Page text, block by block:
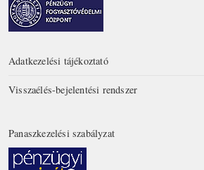
Adatkezelési tájékoztató
Visszaélés-bejelentési rendszer
Panaszkezelési szabályzat